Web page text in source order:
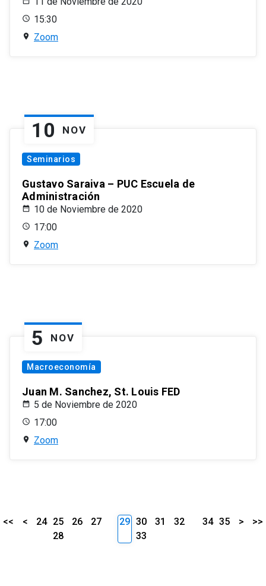
15:30
Zoom
10 NOV
Seminarios
Gustavo Saraiva – PUC Escuela de
Administración
10 de Noviembre de 2020
17:00
Zoom
5 NOV
Macroeconomía
Juan M. Sanchez, St. Louis FED
5 de Noviembre de 2020
17:00
Zoom
<< < 24 25 26
27
28
29 30 31
32
33
34 35 > >>